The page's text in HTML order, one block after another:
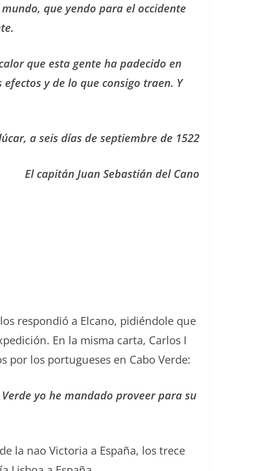
que yendo para el occidente
que esta gente ha padecido en
y de lo que consigo traen. Y
a seis días de septiembre de 1522
El capitán Juan Sebastián del Cano
respondió a Elcano, pidiéndole que
En la misma carta, Carlos I
por los portugueses en Cabo Verde:
yo he mandado proveer para su
la nao Victoria a España, los trece